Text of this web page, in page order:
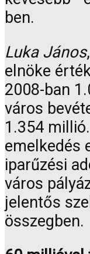
ben.
Luka János
elnöke
2008-ban
város
1.354
emelkedés
iparűzési
város
jelentős
összegben.